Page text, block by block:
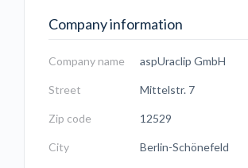
Company information
Company name aspUraclip GmbH
Street Mittelstr. 7
Zip code 12529
City Berlin-Schönefeld